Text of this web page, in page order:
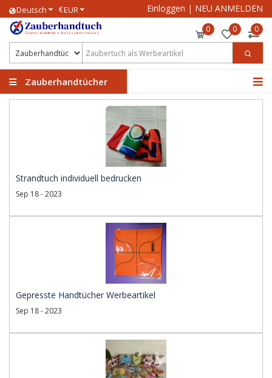
Deutsch €EUR Einloggen | NEU ANMELDEN
0 0 0
Zauberhandtücher
Strandtuch individuell bedrucken
Sep 18 - 2023
Gepresste Handtücher Werbeartikel
Sep 18 - 2023